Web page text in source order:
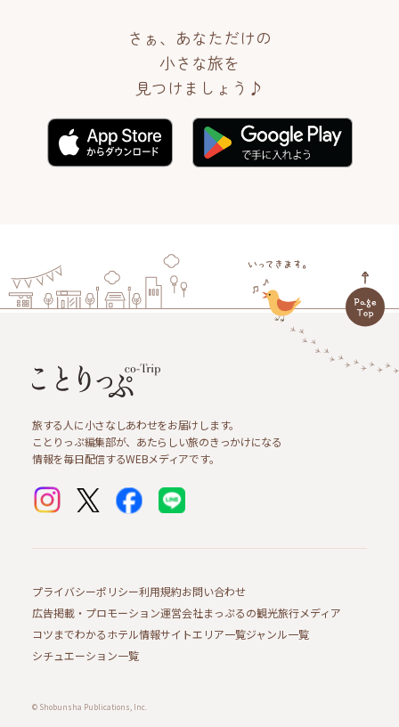
さぁ、あなただけの
小さな旅を
見つけましょう♪
旅する人に小さなしあわせをお届けします。
ことりっぷ編集部が、あたらしい旅のきっかけになる
情報を毎日配信するWEBメディアです。
プライバシーポリシー利用規約お問い合わせ
広告掲載・プロモーション運営会社まっぷるの観光旅行メディア
コツまでわかるホテル情報サイトエリア一覧ジャンル一覧
シチュエーション一覧
© Shobunsha Publications, Inc.